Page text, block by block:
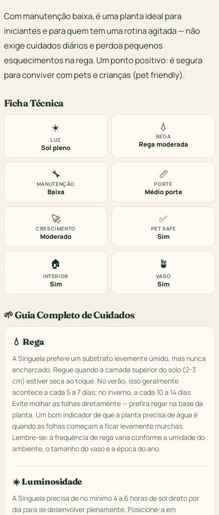
Com manutenção baixa, é uma planta ideal para
iniciantes e para quem tem uma rotina agitada — não
exige cuidados diários e perdoa pequenos
esquecimentos na rega. Um ponto positivo: é segura
para conviver com pets e crianças (pet friendly).
Ficha Técnica
☀️
LUZ
Sol pleno
💧
REGA
Rega moderada
🔧
MANUTENÇÃO
Baixa
📏
PORTE
Médio porte
🚀
CRESCIMENTO
Moderado
✅
PET SAFE
Sim
🏠
INTERIOR
Sim
🪴
VASO
Sim
🌱 Guia Completo de Cuidados
💧 Rega
A Siriguela prefere um substrato levemente úmido, mas nunca
encharcado. Regue quando a camada superior do solo (2-3
cm) estiver seca ao toque. No verão, isso geralmente
acontece a cada 5 a 7 dias; no inverno, a cada 10 a 14 dias.
Evite molhar as folhas diretamente — prefira regar na base da
planta. Um bom indicador de que a planta precisa de água é
quando as folhas começam a ficar levemente murchas.
Lembre-se: a frequência de rega varia conforme a umidade do
ambiente, o tamanho do vaso e a época do ano.
☀️ Luminosidade
A Siriguela precisa de no mínimo 4 a 6 horas de sol direto por
dia para se desenvolver plenamente. Posicione-a em